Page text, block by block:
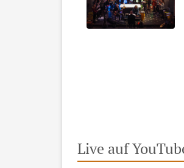
Live auf